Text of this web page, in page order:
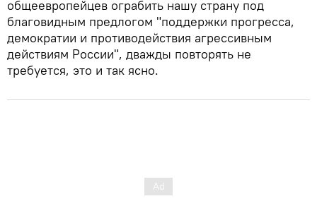
общеевропейцев ограбить нашу страну под
благовидным предлогом "поддержки прогресса,
демократии и противодействия агрессивным
действиям России", дважды повторять не
требуется, это и так ясно.